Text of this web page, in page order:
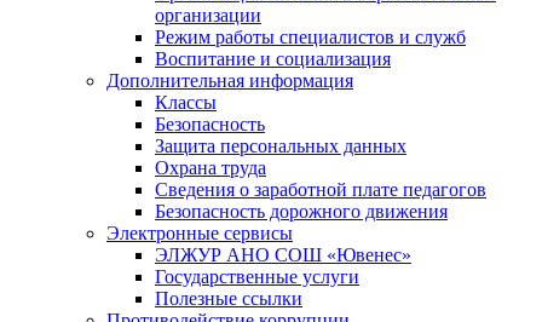
организации
Режим работы специалистов и служб
Воспитание и социализация
Дополнительная информация
Классы
Безопасность
Защита персональных данных
Охрана труда
Сведения о заработной плате педагогов
Безопасность дорожного движения
Электронные сервисы
ЭЛЖУР АНО СОШ «Ювенес»
Государственные услуги
Полезные ссылки